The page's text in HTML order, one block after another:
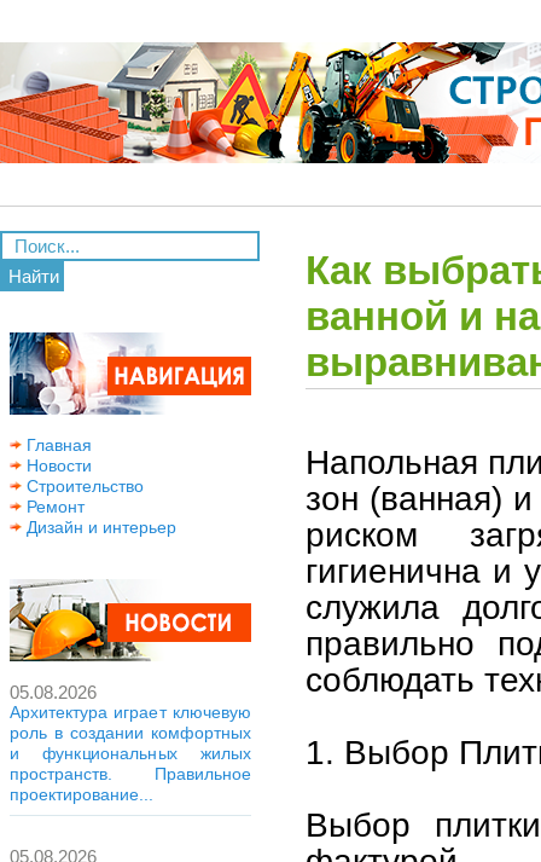
Найти
Главная
Новости
Строительство
Ремонт
Дизайн и интерьер
05.08.2026
Архитектура играет ключевую
роль в создании комфортных
и функциональных жилых
пространств. Правильное
проектирование...
05.08.2026
Как
ванной и
Напольная
зон (ванная)
риском
гигиенична и
служила
правильно
соблюдать
1. Выбор
Выбор